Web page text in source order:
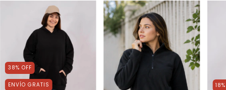
38% OFF
ENVÍO GRATIS 18